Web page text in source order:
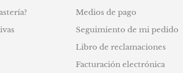
Medios de pago
Seguimiento de mi pedido
Libro de reclamaciones
Facturación electrónica